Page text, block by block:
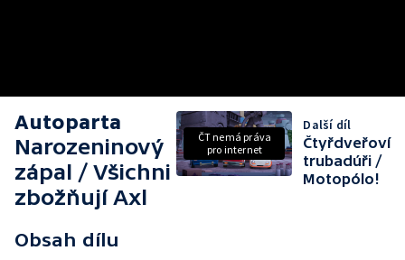
Autoparta
Narozeninový
zápal / Všichni
zbožňují Axl
Obsah dílu
ČT nemá práva
pro internet
Další díl
Čtyřdveřoví
trubadúři /
Motopólo!